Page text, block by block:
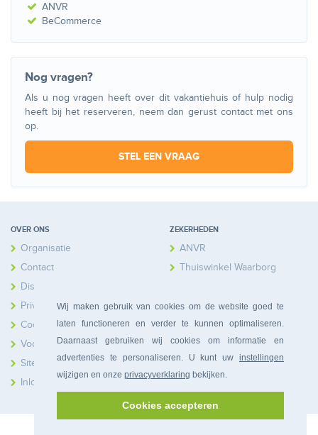
Wij maken gebruik van cookies om de website goed te
laten functioneren en verder te kunnen optimaliseren.
Daarnaast gebruiken wij cookies om informatie en
advertenties te personaliseren. U kunt uw instellingen
wijzigen en onze privacyverklaring bekijken.
Cookies accepteren
ANVR
BeCommerce
Nog vragen?
Als u nog vragen heeft over dit vakantiehuis of hulp nodig
heeft bij het reserveren, neem dan gerust contact met ons
op.
STEL EEN VRAAG
OVER ONS
Organisatie
Contact
Disclaimer
Privacy
Cookies
Voorwaarden
Sitemap
Inloggen Huiseigenaren
ZEKERHEDEN
ANVR
Thuiswinkel Waarborg